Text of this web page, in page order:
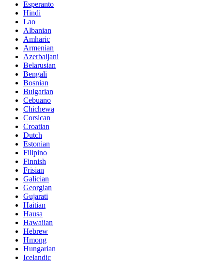
Esperanto
Hindi
Lao
Albanian
Amharic
Armenian
Azerbaijani
Belarusian
Bengali
Bosnian
Bulgarian
Cebuano
Chichewa
Corsican
Croatian
Dutch
Estonian
Filipino
Finnish
Frisian
Galician
Georgian
Gujarati
Haitian
Hausa
Hawaiian
Hebrew
Hmong
Hungarian
Icelandic